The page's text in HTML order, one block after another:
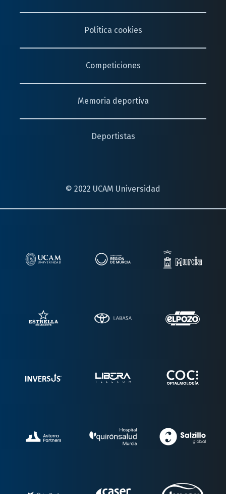
Política cookies
Competiciones
Memoria deportiva
Deportistas
© 2022 UCAM Universidad